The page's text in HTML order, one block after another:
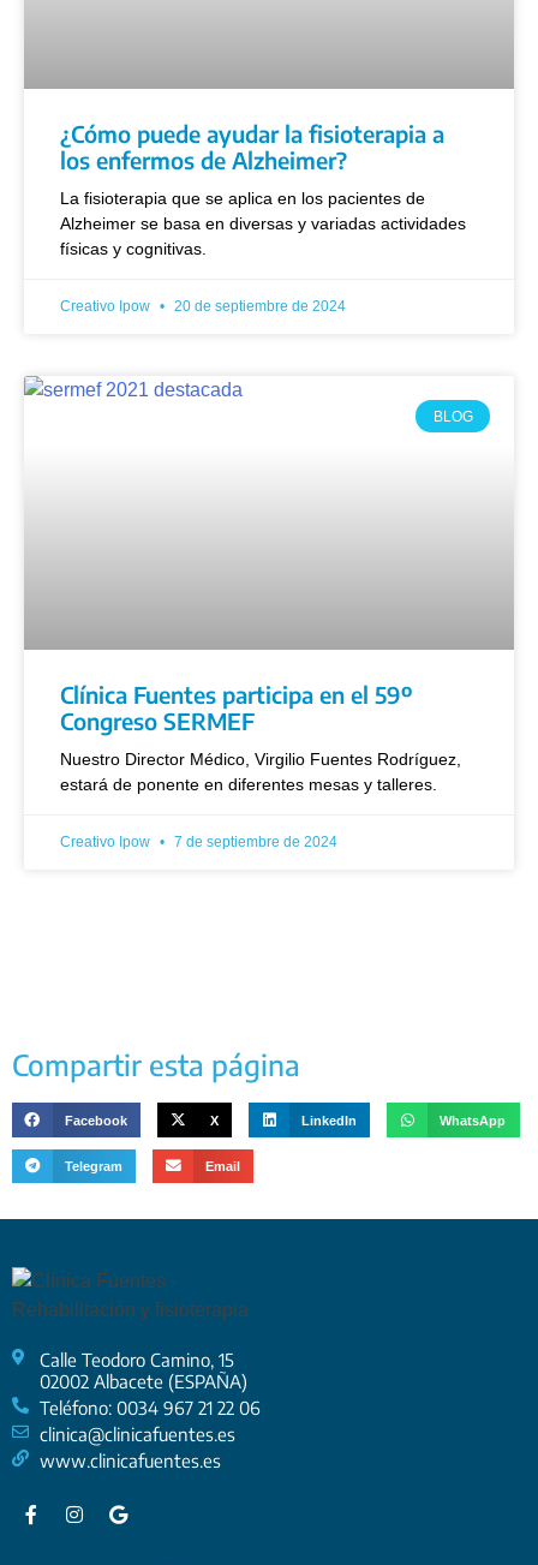
¿Cómo puede ayudar la fisioterapia a
los enfermos de Alzheimer?
La fisioterapia que se aplica en los pacientes de
Alzheimer se basa en diversas y variadas actividades
físicas y cognitivas.
Creativo Ipow 20 de septiembre de 2024
BLOG
Clínica Fuentes participa en el 59º
Congreso SERMEF
Nuestro Director Médico, Virgilio Fuentes Rodríguez,
estará de ponente en diferentes mesas y talleres.
Creativo Ipow 7 de septiembre de 2024
Compartir esta página
Facebook X LinkedIn WhatsApp
Telegram Email
Calle Teodoro Camino, 15
02002 Albacete (ESPAÑA)
Teléfono: 0034 967 21 22 06
clinica@clinicafuentes.es
www.clinicafuentes.es